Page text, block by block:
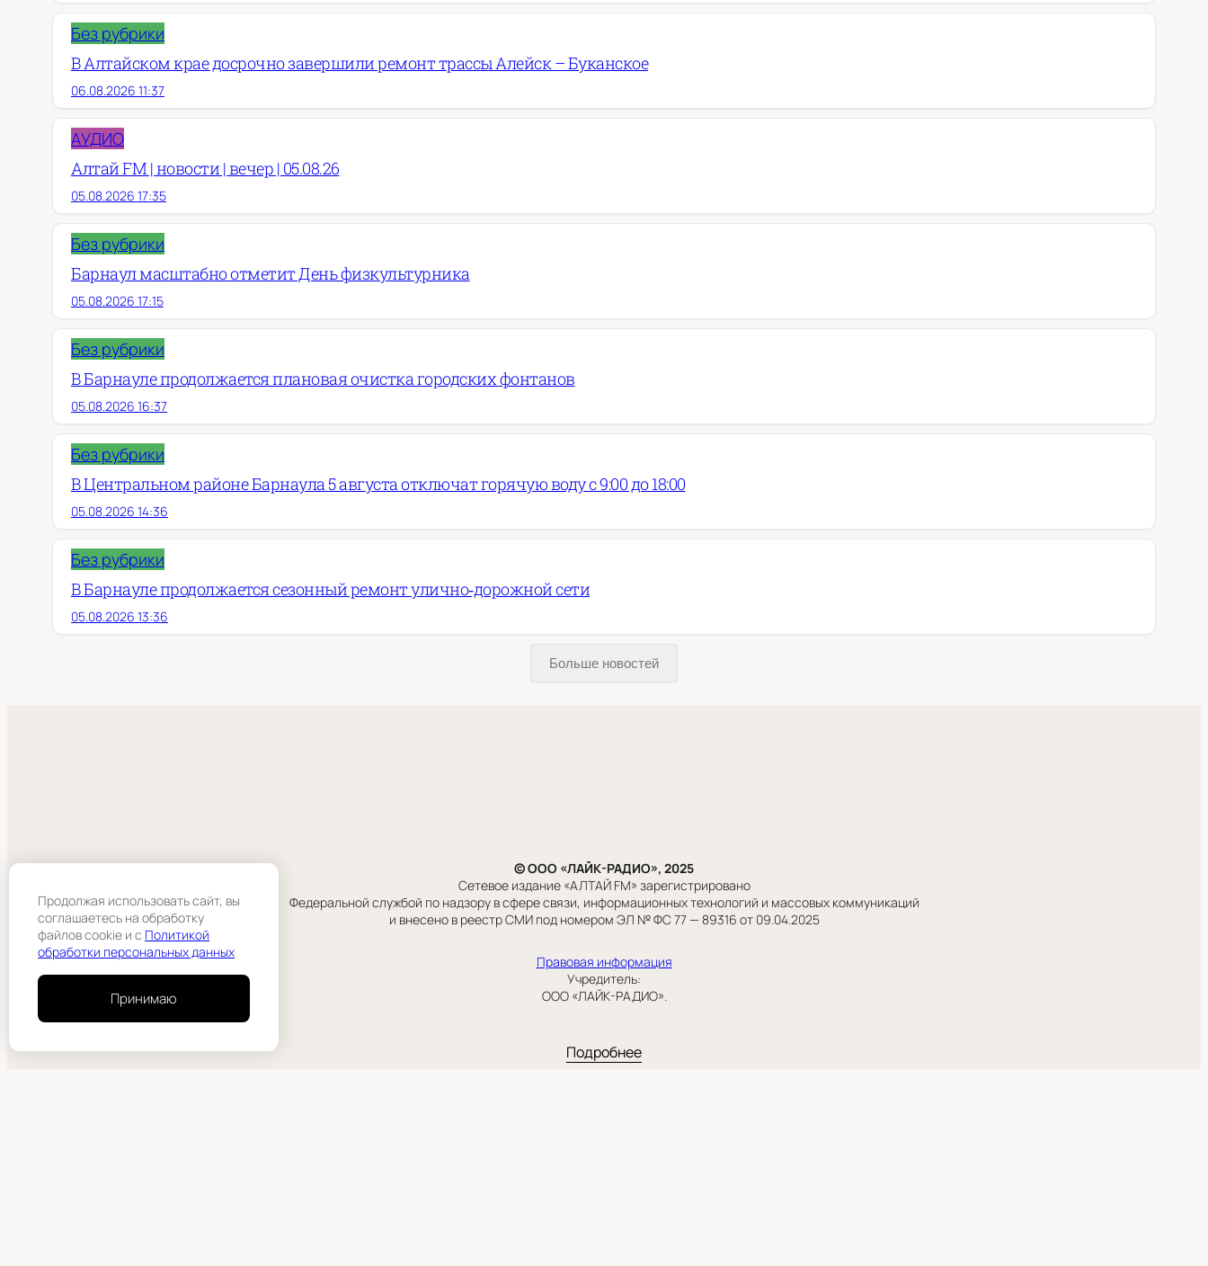
Без рубрики
В Алтайском крае досрочно завершили ремонт трассы Алейск – Буканское
06.08.2026 11:37
АУДИО
Алтай FM | новости | вечер | 05.08.26
05.08.2026 17:35
Без рубрики
Барнаул масштабно отметит День физкультурника
05.08.2026 17:15
Без рубрики
В Барнауле продолжается плановая очистка городских фонтанов
05.08.2026 16:37
Без рубрики
В Центральном районе Барнаула 5 августа отключат горячую воду с 9:00 до 18:00
05.08.2026 14:36
Без рубрики
В Барнауле продолжается сезонный ремонт улично‑дорожной сети
05.08.2026 13:36
Больше новостей
© ООО «ЛАЙК-РАДИО», 2025
Сетевое издание «АЛТАЙ FM» зарегистрировано
Федеральной службой по надзору в сфере связи, информационных технологий и массовых коммуникаций
и внесено в реестр СМИ под номером ЭЛ № ФС 77 — 89316 от 09.04.2025
Правовая информация
Учредитель:
ООО «ЛАЙК-РАДИО».
Подробнее
Продолжая использовать сайт, вы
соглашаетесь на обработку
файлов cookie и c Политикой
обработки персональных данных
Принимаю